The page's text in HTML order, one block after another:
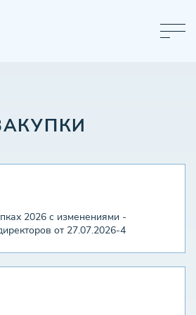
2026 с изменениями -
от 27.07.2026-4